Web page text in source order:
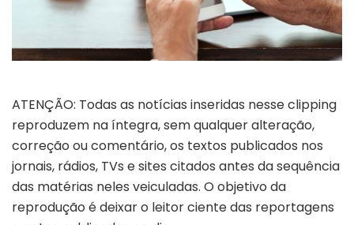
ATENÇÃO: Todas as notícias inseridas nesse clipping
reproduzem na íntegra, sem qualquer alteração,
correção ou comentário, os textos publicados nos
jornais, rádios, TVs e sites citados antes da sequência
das matérias neles veiculadas. O objetivo da
reprodução é deixar o leitor ciente das reportagens